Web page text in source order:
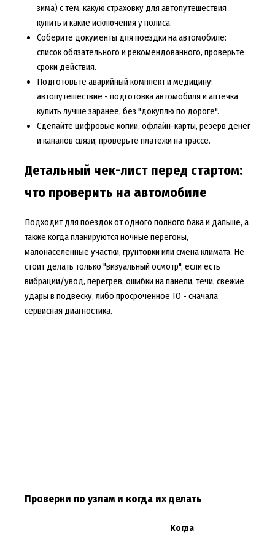
зима) с тем, какую страховку для автопутешествия
купить и какие исключения у полиса.
Соберите документы для поездки на автомобиле:
список обязательного и рекомендованного, проверьте
сроки действия.
Подготовьте аварийный комплект и медицину:
автопутешествие - подготовка автомобиля и аптечка
купить лучше заранее, без "докуплю по дороге".
Сделайте цифровые копии, офлайн-карты, резерв денег
и каналов связи; проверьте платежи на трассе.
Детальный чек-лист перед стартом:
что проверить на автомобиле
Подходит для поездок от одного полного бака и дальше, а
также когда планируются ночные перегоны,
малонаселенные участки, грунтовки или смена климата. Не
стоит делать только "визуальный осмотр", если есть
вибрации/увод, перегрев, ошибки на панели, течи, свежие
удары в подвеску, либо просроченное ТО - сначала
сервисная диагностика.
Проверки по узлам и когда их делать
Когда